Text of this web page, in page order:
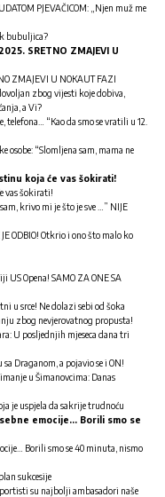
PJEVAČICOM: „Njen muž me
bubuljica?
SRETNO ZMAJEVI U
ZMAJEVI U NOKAUT FAZI
zbog vijesti koje dobiva,
a Vi?
telefona… “Kao da smo se vratili u 12.
osobe: “Slomljena sam, mama ne
koja će vas šokirati!
vas šokirati!
krivo mi je što je sve …” NIJE
ODBIO! Otkrio i ono što malo ko
Opena! SAMO ZA ONE SA
u srce! Ne dolazi sebi od šoka
zbog nevjerovatnog propusta!
U posljednjih mjeseca dana tri
Draganom, a pojavio se i ON!
u Šimanovcima: Danas
je uspjela da sakrije trudnoću
emocije… Borili smo se
Borili smo se 40 minuta, nismo
sukcesije
su najbolji ambasadori naše